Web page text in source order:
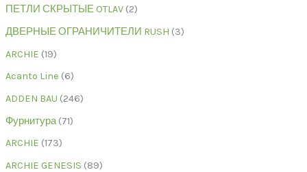
ПЕТЛИ СКРЫТЫЕ OTLAV 2
ДВЕРНЫЕ ОГРАНИЧИТЕЛИ RUSH 3
ARCHIE 19
Acanto Line 6
ADDEN BAU 246
Фурнитура 71
ARCHIE 173
ARCHIE GENESIS 89